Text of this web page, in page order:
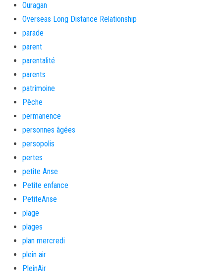
Ouragan
Overseas Long Distance Relationship
parade
parent
parentalité
parents
patrimoine
Pêche
permanence
personnes âgées
persopolis
pertes
petite Anse
Petite enfance
PetiteAnse
plage
plages
plan mercredi
plein air
PleinAir